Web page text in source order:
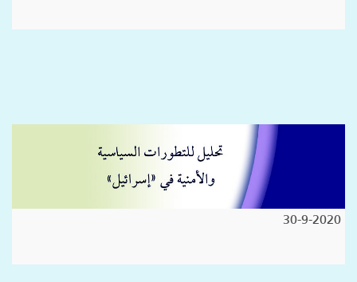
30-9-2020